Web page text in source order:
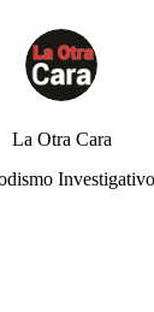
La Otra Cara
Investigativo